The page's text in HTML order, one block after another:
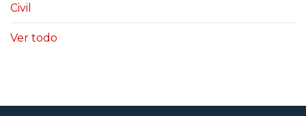
Civil
Ver todo